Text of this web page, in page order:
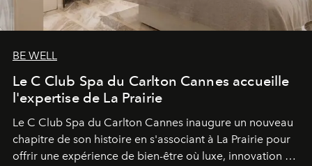
BE WELL
Le C Club Spa du Carlton Cannes accueille
l'expertise de La Prairie
Le C Club Spa du Carlton Cannes inaugure un nouveau
chapitre de son histoire en s'associant à La Prairie pour
offrir une expérience de bien-être où luxe, innovation et